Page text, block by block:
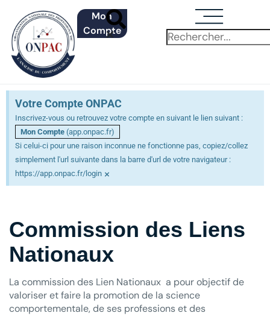
Mon
Compte
Votre Compte ONPAC
Inscrivez-vous ou retrouvez votre compte en suivant le lien suivant :
Mon Compte (app.onpac.fr)
Si celui-ci pour une raison inconnue ne fonctionne pas, copiez/collez
simplement l'url suivante dans la barre d'url de votre navigateur :
https://app.onpac.fr/login ×
Commission des Liens
Nationaux
La commission des Lien Nationaux a pour objectif de
valoriser et faire la promotion de la science
comportementale, de ses professions et des